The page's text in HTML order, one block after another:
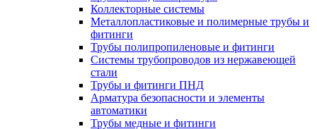
Коллекторные системы
Металлопластиковые и полимерные трубы и
фитинги
Трубы полипропиленовые и фитинги
Системы трубопроводов из нержавеющей
стали
Трубы и фитинги ПНД
Арматура безопасности и элементы
автоматики
Трубы медные и фитинги